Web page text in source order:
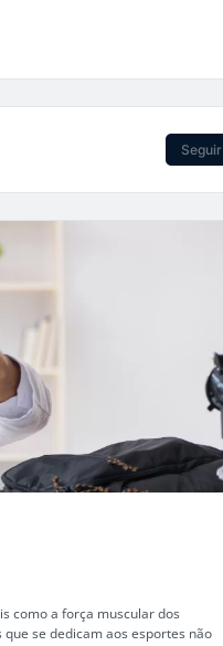
Seguir
como a força muscular dos
se dedicam aos esportes não